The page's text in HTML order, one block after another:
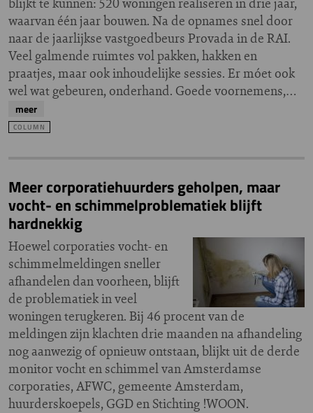
waarvan één jaar bouwen. Na de opnames snel door
naar de jaarlijkse vastgoedbeurs Provada in de RAI.
Veel galmende ruimtes vol pakken, hakken en
praatjes, maar ook inhoudelijke sessies. Er móet ook
wel wat gebeuren, onderhand. Goede voornemens,…
meer
COLUMN
Meer corporatiehuurders geholpen, maar
vocht- en schimmelproblematiek blijft
hardnekkig
Hoewel corporaties vocht- en
schimmelmeldingen sneller
afhandelen dan voorheen, blijft
de problematiek in veel
woningen terugkeren. Bij 46 procent van de
meldingen zijn klachten drie maanden na afhandeling
nog aanwezig of opnieuw ontstaan, blijkt uit de derde
monitor vocht en schimmel van Amsterdamse
corporaties, AFWC, gemeente Amsterdam,
huurderskoepels, GGD en Stichting !WOON.